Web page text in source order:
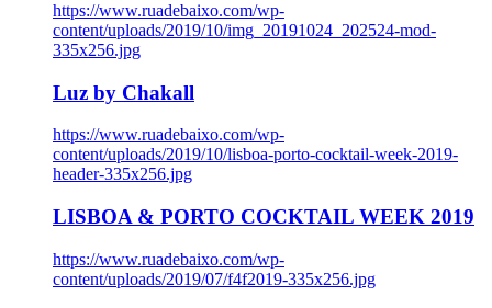
https://www.ruadebaixo.com/wp-
content/uploads/2019/10/img_20191024_202524-mod-
335x256.jpg
Luz by Chakall
https://www.ruadebaixo.com/wp-
content/uploads/2019/10/lisboa-porto-cocktail-week-2019-
header-335x256.jpg
LISBOA & PORTO COCKTAIL WEEK 2019
https://www.ruadebaixo.com/wp-
content/uploads/2019/07/f4f2019-335x256.jpg